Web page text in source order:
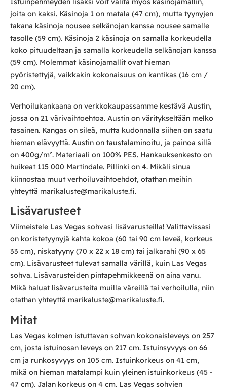
joita on kaksi. Käsinoja 1 on matala (47 cm), mutta tyynyjen
takana käsinoja nousee selkänojan kanssa nousee samalle
tasolle (59 cm). Käsinoja 2 käsinoja on samalla korkeudella
koko pituudeltaan ja samalla korkeudella selkänojan kanssa
(59 cm). Molemmat käsinojamallit ovat hieman
pyöristettyjä, vaikkakin kokonaisuus on kantikas (16 cm /
20 cm).
Verhoilukankaana on verkkokaupassamme kestävä Austin,
jossa on 21 värivaihtoehtoa. Austin on väritykseltään melko
tasainen. Kangas on sileä, mutta kudonnalla siihen on saatu
hieman elävyyttä. Austin on taustalaminoitu, ja painoa sillä
on 400g/m². Materiaali on 100% PES. Hankauksenkesto on
huikeat 115 000 Martindale. Pillinki on 4. Mikäli sinua
kiinnostaa muut verhoiluvaihtoehdot, otathan meihin
yhteyttä marikaluste@marikaluste.fi.
Lisävarusteet
Viimeistele Las Vegas sohvasi lisävarusteilla! Valittavissasi
on koristetyynyjä kahta kokoa (60 tai 90 cm leveä, korkeus
33 cm), niskatyyny (70 x 22 x 18 cm) tai jalkarahi (90 x 65
cm). Lisävarusteet tulevat samalla värillä, kuin Las Vegas
sohva. Lisävarusteiden pintapehmikkeenä on aina vanu.
Mikä haluat lisävarusteita muilla väreillä tai verhoilulla, niin
otathan yhteyttä marikaluste@marikaluste.fi.
Mitat
Las Vegas kolmen istuttavan sohvan kokonaisleveys on 257
cm, josta istuinosan leveys on 217 cm. Istuinsyvyys on 66
cm ja runkosyvyys on 105 cm. Istuinkorkeus on 41 cm,
mikä on hieman matalampi kuin yleinen istuinkorkeus (45 -
47 cm). Jalan korkeus on 4 cm. Las Vegas sohvien